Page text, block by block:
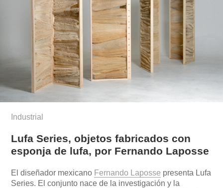
Industrial
Lufa Series, objetos fabricados con
esponja de lufa, por Fernando Laposse
El diseñador mexicano Fernando Laposse presenta Lufa
Series. El conjunto nace de la investigación y la